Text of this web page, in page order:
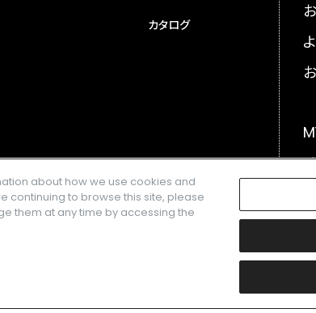
カタログ
about how we use cookies and
continuing to browse this site, please
them at any time by accessing the